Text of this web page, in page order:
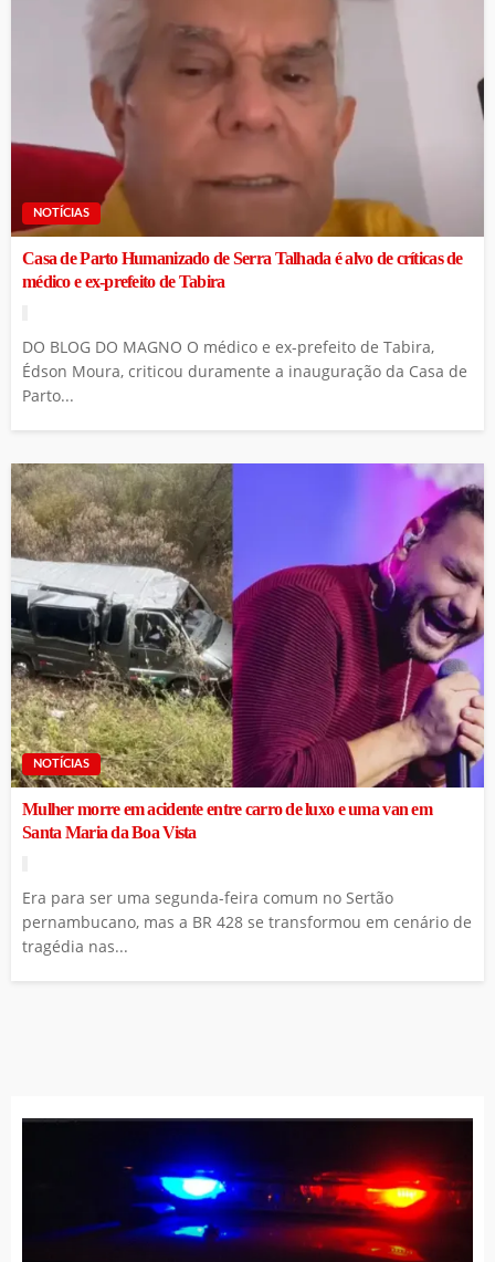
NOTÍCIAS
Casa de Parto Humanizado de Serra Talhada é alvo de críticas de
médico e ex-prefeito de Tabira
DO BLOG DO MAGNO O médico e ex-prefeito de Tabira,
Édson Moura, criticou duramente a inauguração da Casa de
Parto...
NOTÍCIAS
Mulher morre em acidente entre carro de luxo e uma van em
Santa Maria da Boa Vista
Era para ser uma segunda-feira comum no Sertão
pernambucano, mas a BR 428 se transformou em cenário de
tragédia nas...